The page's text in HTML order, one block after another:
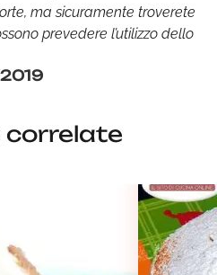
ma sicuramente troverete
prevedere l’utilizzo dello
correlate